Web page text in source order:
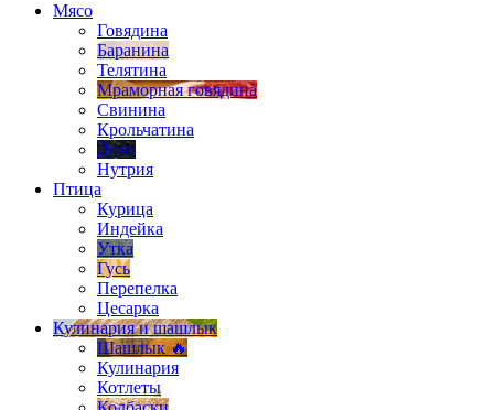
Мясо
Говядина
Баранина
Телятина
Мраморная говядина
Свинина
Крольчатина
Дичь
Нутрия
Птица
Курица
Индейка
Утка
Гусь
Перепелка
Цесарка
Кулинария и шашлык
Шашлык 🔥
Кулинария
Котлеты